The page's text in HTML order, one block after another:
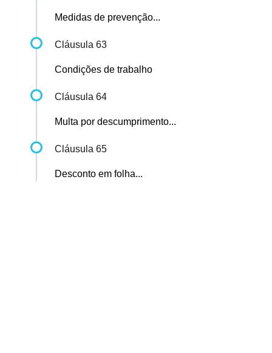
Medidas de prevenção...
Cláusula 63
Condições de trabalho
Cláusula 64
Multa por descumprimento...
Cláusula 65
Desconto em folha...